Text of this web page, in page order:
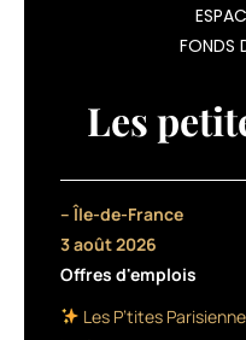
sérum
Triphasic
réinvente
avec
FONDS
Les
– Île-de-France
3 août 2026
Offres d'emplois
Les P’tites